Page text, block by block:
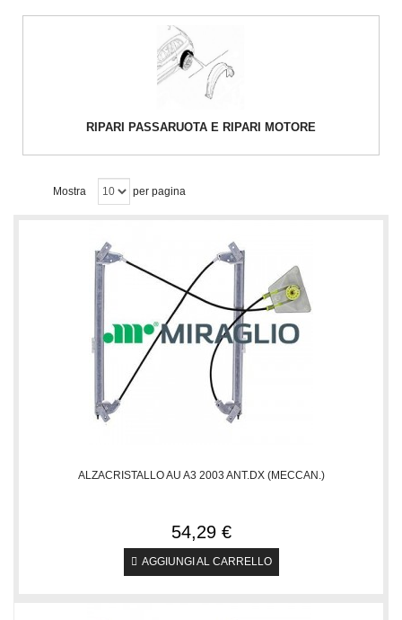
RIPARI PASSARUOTA E RIPARI MOTORE
Mostra per pagina
ALZACRISTALLO AU A3 2003 ANT.DX (MECCAN.)
54,29 €
AGGIUNGI AL CARRELLO